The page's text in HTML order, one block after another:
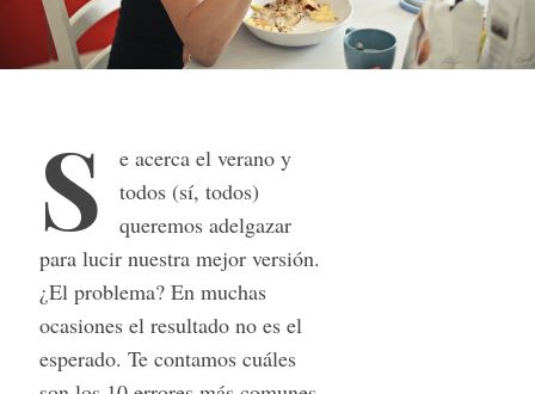
S
e acerca el verano y
todos (sí, todos)
queremos adelgazar
para lucir nuestra mejor versión.
¿El problema? En muchas
ocasiones el resultado no es el
esperado. Te contamos cuáles